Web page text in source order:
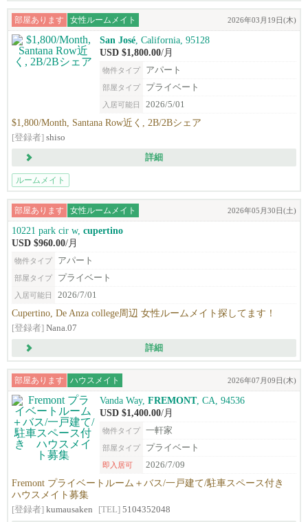
部屋あります 女性ルームメイト 2026年03月19日(木)
San José , California, 95128
USD $1,800.00/月
物件タイプ アパート
部屋タイプ プライベート
入居可能日 2026/5/01
$1,800/Month, Santana Row近く, 2B/2Bシェア
[登録者] shiso
詳細
ルームメイト
部屋あります 女性ルームメイト 2026年05月30日(土)
10221 park cir w, cupertino
USD $960.00/月
物件タイプ アパート
部屋タイプ プライベート
入居可能日 2026/7/01
Cupertino, De Anza college周辺 女性ルームメイト探してます！
[登録者] Nana.07
詳細
部屋あります ハウスメイト 2026年07月09日(木)
Vanda Way, FREMONT, CA, 94536
USD $1,400.00/月
物件タイプ 一軒家
部屋タイプ プライベート
即入居可 2026/7/09
Fremont プライベートルーム＋バス/一戸建て/駐車スペース付き
ハウスメイト募集
[登録者] kumausaken [TEL] 5104352048